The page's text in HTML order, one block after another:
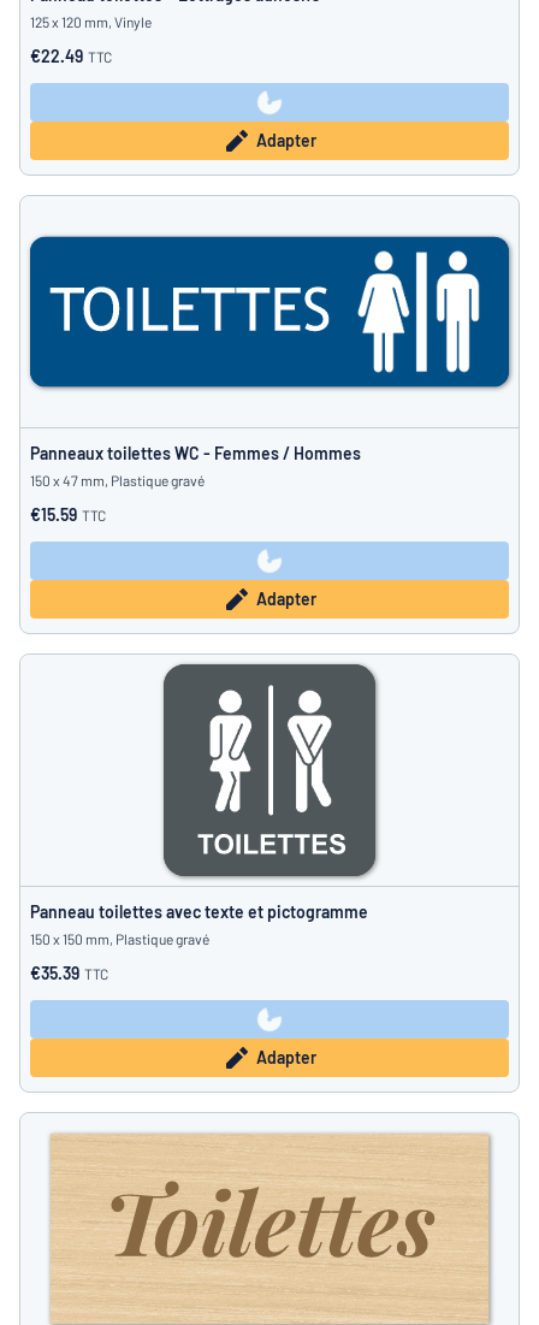
125 x 120 mm, Vinyle
€22.49 TTC
Adapter
Panneaux toilettes WC - Femmes / Hommes
150 x 47 mm, Plastique gravé
€15.59 TTC
Adapter
Panneau toilettes avec texte et pictogramme
150 x 150 mm, Plastique gravé
€35.39 TTC
Adapter